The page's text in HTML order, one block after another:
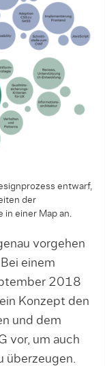
entwarf,
der
in einer Map an.
vorgehen
einem
2018
Konzept den
und dem
vor, um auch
überzeugen.